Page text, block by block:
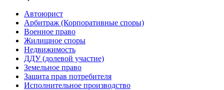
Автоюрист
Арбитраж (Корпоративные споры)
Военное право
Жилищное споры
Недвижимость
ДДУ (долевой участие)
Земельное право
Защита прав потребителя
Исполнительное производство